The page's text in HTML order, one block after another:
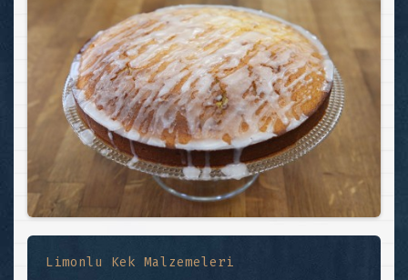
Limonlu Kek Malzemeleri